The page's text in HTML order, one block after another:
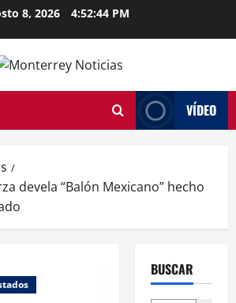
8, 2026 4:52:44 PM
VÍDEO
devela “Balón Mexicano” hecho
BUSCAR